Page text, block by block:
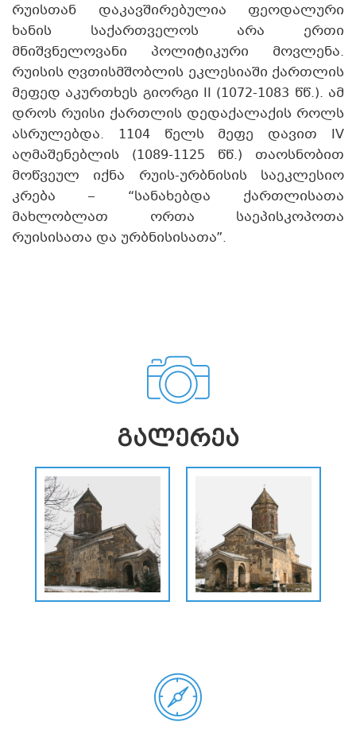
რუისთან დაკავშირებულია ფეოდალური
ხანის საქართველოს არა ერთი
მნიშვნელოვანი პოლიტიკური მოვლენა.
რუისის ღვთისმშობლის ეკლესიაში ქართლის
მეფედ აკურთხეს გიორგი II (1072-1083 წწ.). ამ
დროს რუისი ქართლის დედაქალაქის როლს
ასრულებდა. 1104 წელს მეფე დავით IV
აღმაშენებლის (1089-1125 წწ.) თაოსნობით
მოწვეულ იქნა რუის-ურბნისის საეკლესიო
კრება – “სანახებდა ქართლისათა
მახლობლათ ორთა საეპისკოპოთა
რუისისათა და ურბნისისათა”.
ᲒᲐᲚᲔᲠᲔᲐ